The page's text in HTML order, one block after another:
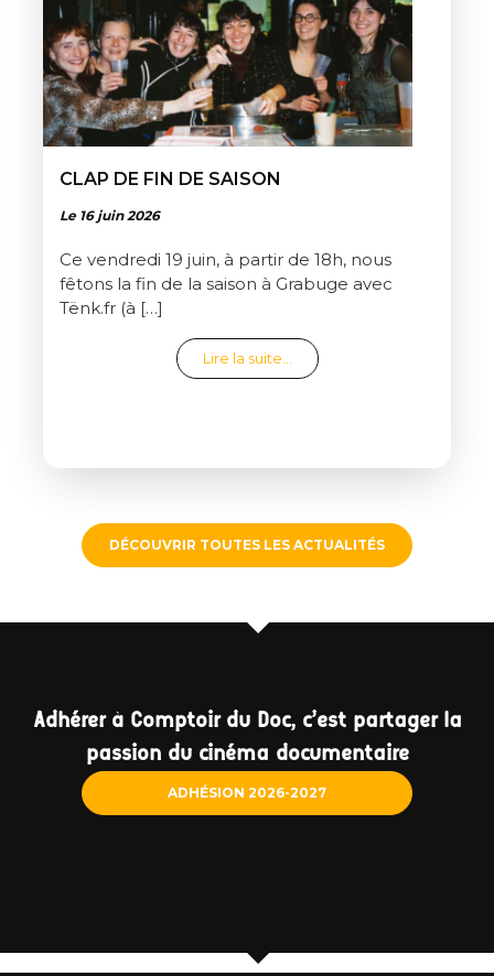
CLAP DE FIN DE SAISON
Le 16 juin 2026
Ce vendredi 19 juin, à partir de 18h, nous
fêtons la fin de la saison à Grabuge avec
Tënk.fr (à […]
Lire la suite… from Clap de fin de saison
DÉCOUVRIR TOUTES LES ACTUALITÉS
Adhérer à Comptoir du Doc, c'est partager la
passion du cinéma documentaire
ADHÉSION 2026-2027